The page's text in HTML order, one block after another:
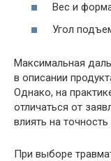
Вес и
Угол
Максимальная
в описании
Однако, на
отличаться от
влиять на
При выборе